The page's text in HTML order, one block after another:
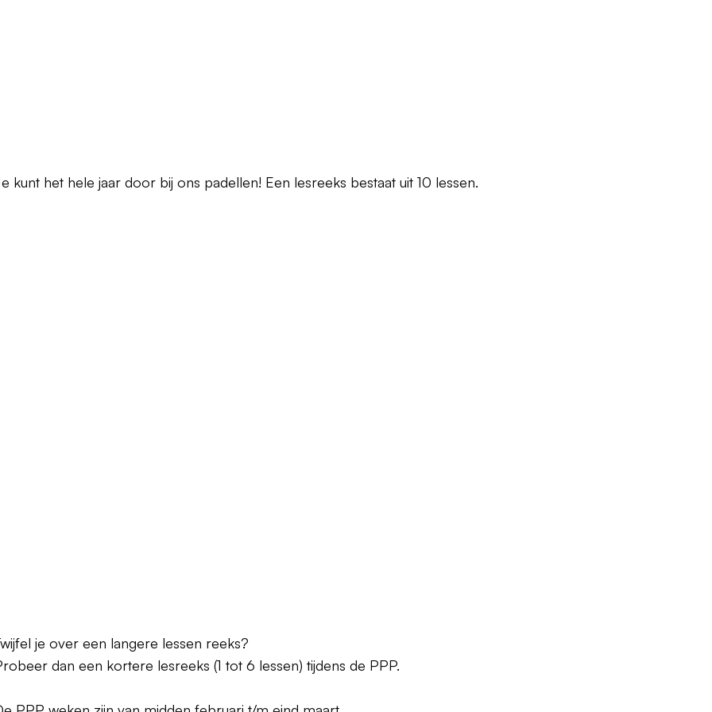
kunt het hele jaar door bij ons padellen! Een lesreeks bestaat uit 10 lessen.
je over een langere lessen reeks?
dan een kortere lesreeks (1 tot 6 lessen) tijdens de PPP.